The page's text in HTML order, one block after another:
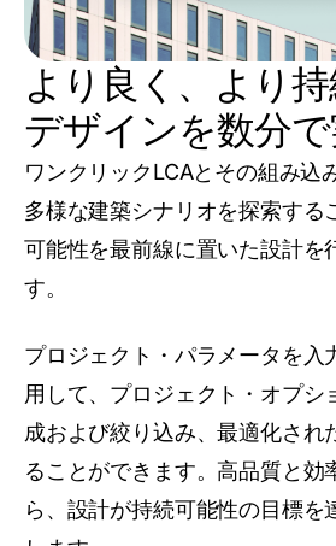
より良く、より
デザインを数分
ワンクリックLCAとその組み込
多様な建築シナリオを探索する
可能性を最前線に置いた設計を
す。
プロジェクト・パラメータを入
用して、プロジェクト・オプシ
成および絞り込み、最適化され
ることができます。高品質と効
ら、設計が持続可能性の目標を